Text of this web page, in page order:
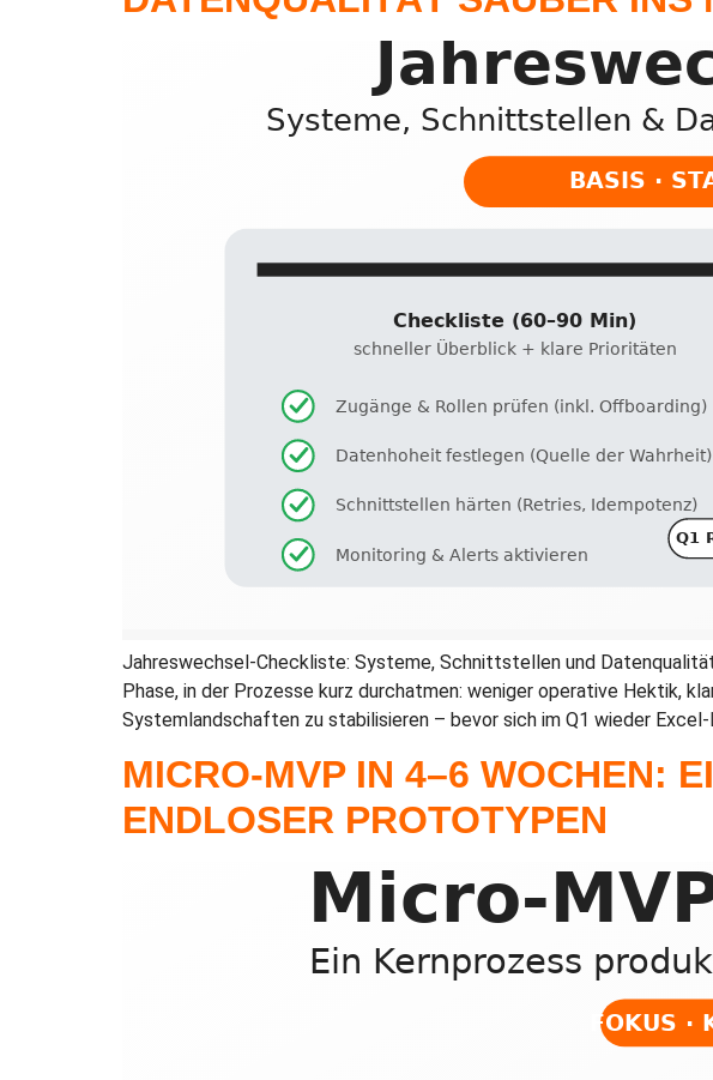
Jahreswechsel-Checkliste: Systeme, Schnittstellen und
Phase, in der Prozesse kurz durchatmen: weniger operative Hektik,
Systemlandschaften zu stabilisieren – bevor sich im Q1 wieder
MICRO-MVP IN 4–6 WOCHEN:
ENDLOSER PROTOTYPEN